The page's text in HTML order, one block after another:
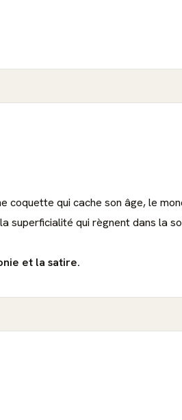
coquette qui cache son âge, le
superficialité qui règnent dans la
et la satire.